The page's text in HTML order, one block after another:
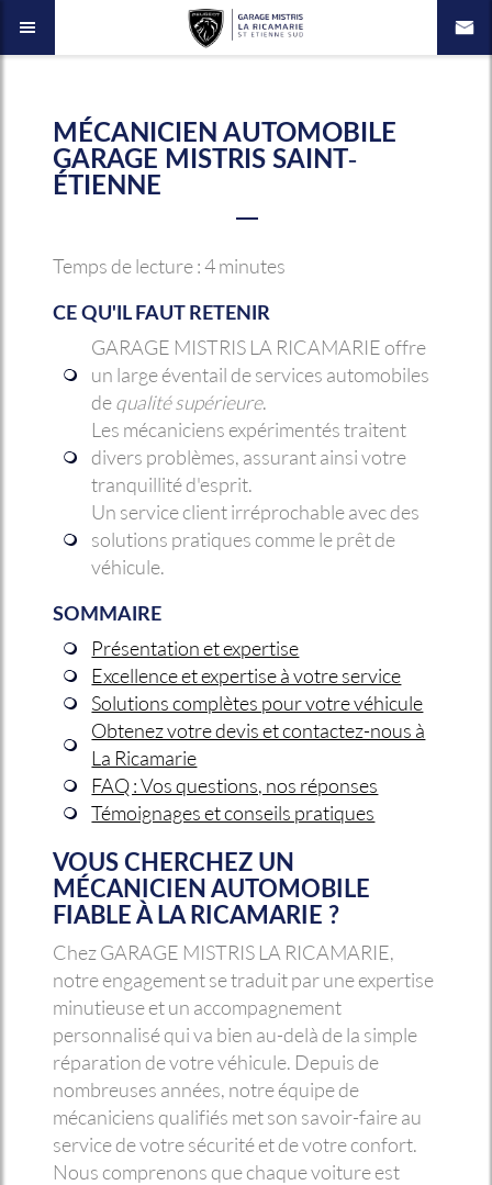
MÉCANICIEN AUTOMOBILE
GARAGE MISTRIS SAINT-
ÉTIENNE
Temps de lecture : 4 minutes
CE QU'IL FAUT RETENIR
GARAGE MISTRIS LA RICAMARIE offre
un large éventail de services automobiles
dequalité supérieure.
Les mécaniciens expérimentés traitent
divers problèmes, assurant ainsi votre
tranquillité d'esprit.
Un service client irréprochable avec des
solutions pratiques comme le prêt de
véhicule.
SOMMAIRE
Présentation et expertise
Excellence et expertise à votre service
Solutions complètes pour votre véhicule
Obtenez votre devis et contactez-nous à
La Ricamarie
FAQ : Vos questions, nos réponses
Témoignages et conseils pratiques
VOUS CHERCHEZ UN
MÉCANICIEN AUTOMOBILE
FIABLE À LA RICAMARIE ?
Chez GARAGE MISTRIS LA RICAMARIE,
notre engagement se traduit par une expertise
minutieuse et un accompagnement
personnalisé qui va bien au-delà de la simple
réparation de votre véhicule. Depuis de
nombreuses années, notre équipe de
mécaniciens qualifiés met son savoir-faire au
service de votre sécurité et de votre confort.
Nous comprenons que chaque voiture est